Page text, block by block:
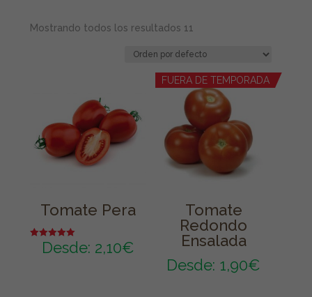
Mostrando todos los resultados 11
Tomate Pera
Valorado en
5.00Desde: 2,10€
FUERA DE TEMPORADA
Tomate
Redondo
Ensalada
Desde: 1,90€